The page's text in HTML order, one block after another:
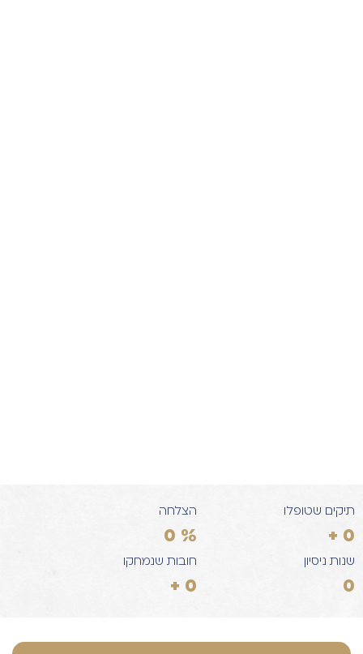
תיקים שטופלו
0
+
הצלחה
%
0
שנות ניסיון
0
חובות שנמחקו
0
+